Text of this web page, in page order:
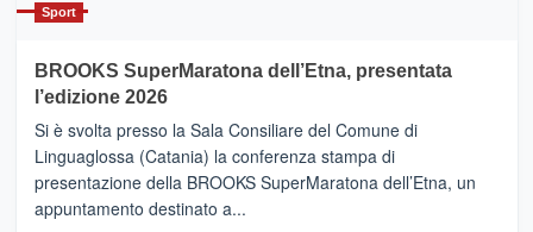
con
la
Al
via
i
collegamenti
Sport
BROOKS SuperMaratona dell’Etna, presentata
l’edizione 2026
Si è svolta presso la Sala Consiliare del Comune di
Linguaglossa (Catania) la conferenza stampa di
presentazione della BROOKS SuperMaratona dell’Etna, un
appuntamento destinato a...